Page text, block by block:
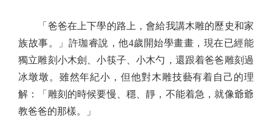
「爸爸在上下學的路上，會給我講木雕的歷史和家
族故事。」許珈睿說，他4歲開始學畫畫，現在已經能
獨立雕刻小木劍、小筷子、小木勺，還跟着爸爸雕刻過
冰墩墩。雖然年紀小，但他對木雕技藝有着自己的理
解：「雕刻的時候要慢、穩、靜，不能着急，就像爺爺
教爸爸的那樣。」